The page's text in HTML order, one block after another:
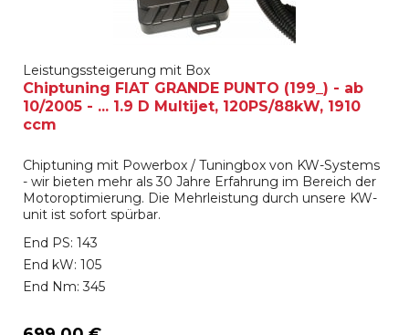
Leistungssteigerung mit Box
Chiptuning FIAT GRANDE PUNTO (199_) - ab
10/2005 - ... 1.9 D Multijet, 120PS/88kW, 1910
ccm
Chiptuning mit Powerbox / Tuningbox von KW-Systems
- wir bieten mehr als 30 Jahre Erfahrung im Bereich der
Motoroptimierung. Die Mehrleistung durch unsere KW-
unit ist sofort spürbar.
End PS: 143
End kW: 105
End Nm: 345